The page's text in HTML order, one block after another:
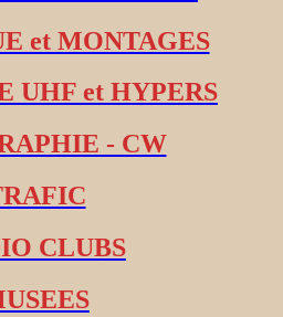
et MONTAGES
UHF et HYPERS
- CW
CLUBS